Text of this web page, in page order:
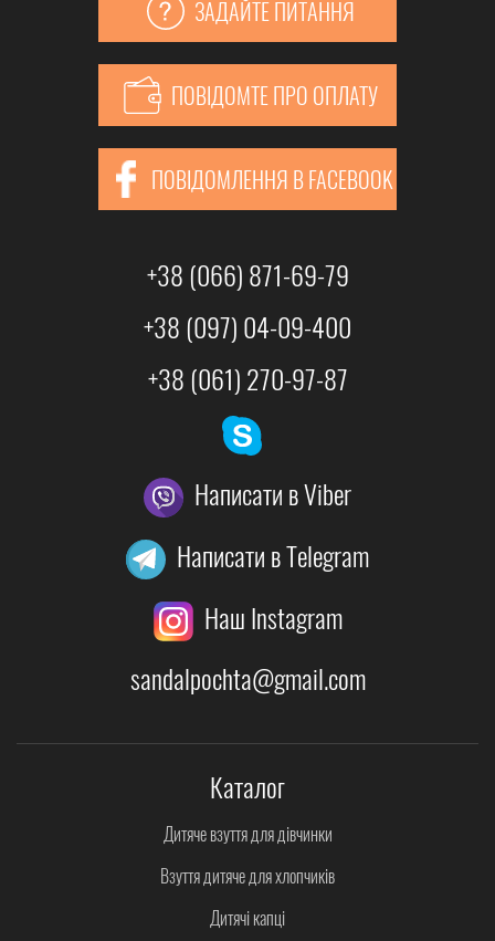
непопулярного 35 або 42 розміру.
• Зручний інтерфейс сайту. За допомогою вибірки меню знайти підходящу
модель можна буквально за кілька хвилин. Шукайте білітуфлі на шпильці?
Задайте параметри бажаного кольору, розміру, сезонності.
• Моделі враховують фізіологію стопи. Це означає, що навіть в парах на
високих підборах або платформі вам буде так само зручно, як в домашніх
• Постійні знижки, акції - з приводу і без. Дізнайтеся, як замовити ще
ЗАДАЙТЕ ПИТАННЯ
ПОВІДОМТЕ ПРО ОПЛАТУ
ПОВІДОМЛЕННЯ В FACEBOOK
+38 (066) 871-69-79
+38 (097) 04-09-400
+38 (061) 270-97-87
Написати в Viber
Написати в Telegram
Наш Instagram
sandalpochta@gmail.com
Каталог
Дитяче взуття для дівчинки
Взуття дитяче для хлопчиків
Дитячі капці